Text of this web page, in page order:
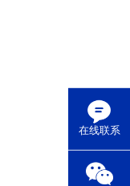
在线联系